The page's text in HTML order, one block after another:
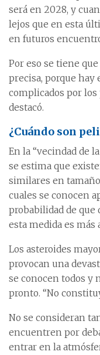
será en 2028, y
lejos que en esta
en futuros
Por eso se tiene
precisa, porque hay
complicados por los
destacó.
¿Cuándo son
En la “vecindad de
se estima que
similares en tamaño
cuales se conocen
probabilidad de que
esta medida es más
Los asteroides
provocan una
se conocen todos y
pronto. “No
No se consideran
encuentren por
entrar en la